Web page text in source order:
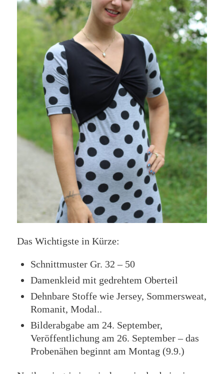
Das Wichtigste in Kürze:
Schnittmuster Gr. 32 – 50
Damenkleid mit gedrehtem Oberteil
Dehnbare Stoffe wie Jersey, Sommersweat,
Romanit, Modal..
Bilderabgabe am 24. September,
Veröffentlichung am 26. September – das
Probenähen beginnt am Montag (9.9.)